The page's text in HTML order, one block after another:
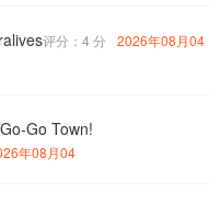
评分：4 分 2026年08月04
Go Town!
年08月04